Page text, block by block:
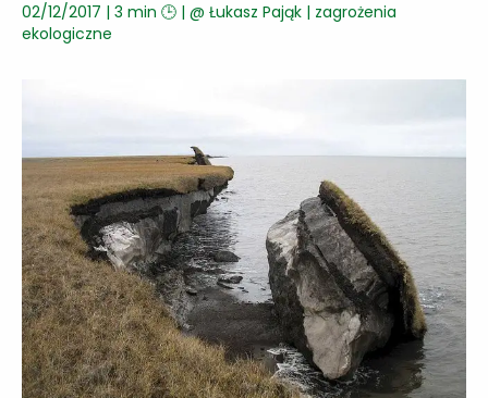
02/12/2017 | 3 min 🕒 | @ Łukasz Pająk | zagrożenia
ekologiczne